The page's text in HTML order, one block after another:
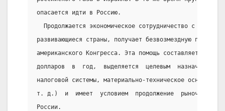
опасается идти в Россию.
Продолжается экономическое сотрудничество с США.
развивающиеся страны, получает безвозмездную
американского Конгресса. Эта помощь составляет
долларов  в  год,  выделяется  целевым  назначением
налоговой системы, материально-техническое оснащение
т. д.)  и  имеет  условием  продолжение  рыночных
России.